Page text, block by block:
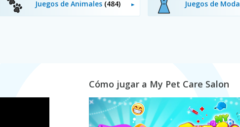
Juegos de Animales (484) Juegos de Moda
Cómo jugar a My Pet Care Salon